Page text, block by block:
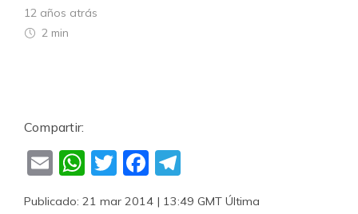
12 años atrás
2 min
Compartir:
EmailWhatsApp
TwitterFacebook
Publicado: 21 mar 2014 | 13:49 GMT Última